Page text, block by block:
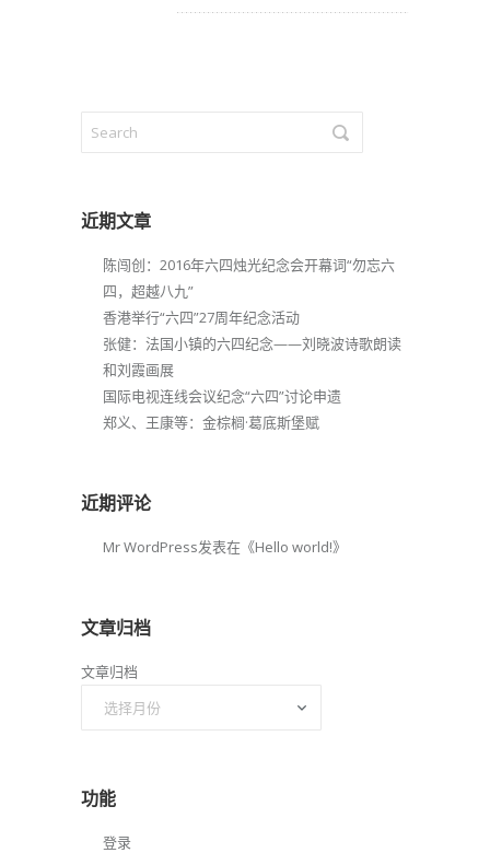
近期文章
陈闯创：2016年六四烛光纪念会开幕词“勿忘六
四，超越八九”
香港举行“六四”27周年纪念活动
张健：法国小镇的六四纪念——刘晓波诗歌朗读
和刘霞画展
国际电视连线会议纪念“六四”讨论申遗
郑义、王康等：金棕榈·葛底斯堡赋
近期评论
Mr WordPress发表在《Hello world!》
文章归档
文章归档
功能
登录